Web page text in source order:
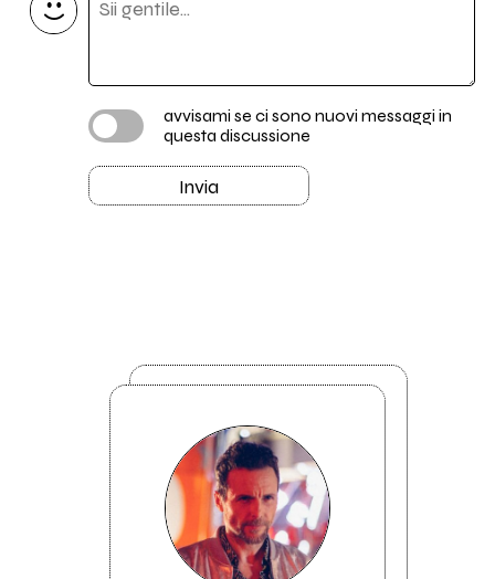
avvisami se ci sono nuovi messaggi in
questa discussione
Invia